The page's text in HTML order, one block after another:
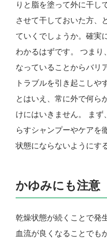
りと脂を塗って外に干し
させて干しておいた方、
ていくでしょうか。確実
わかるはずです。 つまり
なっていることからバリ
トラブルを引き起こしや
とはいえ、常に外で何ら
けにはいきません。 まず
らすシャンプーやケアを
状態にならないようにす
かゆみにも注意
乾燥状態が続くことで発
血流が良くなることでも